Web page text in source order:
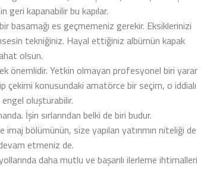
geri kapanabilir bu kapılar.
basamağı es geçmemeniz gerekir. Eksiklerinizi
tekniğiniz. Hayal ettiğiniz albümün kapak
olsun.
önemlidir. Yetkin olmayan profesyonel biri yarar
konusundaki amatörce bir seçim, o iddialı
oluşturabilir.
İşin sırlarından belki de biri budur.
imaj bölümünün, size yapılan yatırımın niteliği de
etmeniz de.
daha mutlu ve başarılı ilerleme ihtimalleri